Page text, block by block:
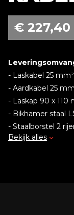
€ 227,40
- Laskabel 25
- Aardkabel 25
- Laskap 90 x 110
- Bikhamer staal
- Staalborstel 2
Bekijk alles